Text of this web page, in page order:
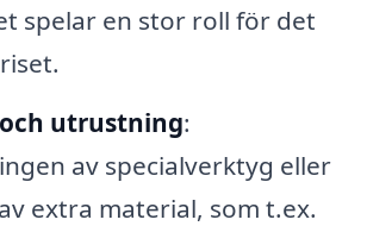
spelar en stor roll för det
utrustning:
av specialverktyg eller
extra material, som t.ex.